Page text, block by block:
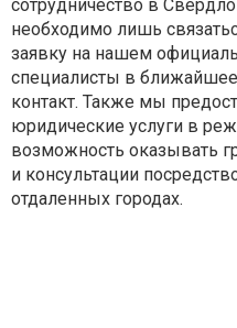
сотрудничество в
необходимо лишь
заявку на нашем
специалисты в
контакт. Также мы
юридические услуги в
возможность оказывать
и консультации
отдаленных городах.